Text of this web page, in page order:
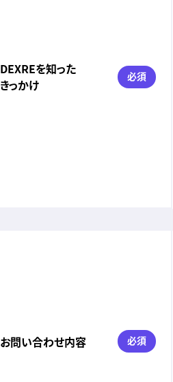
DEXREを知った
きっかけ
必須
お問い合わせ内容 必須